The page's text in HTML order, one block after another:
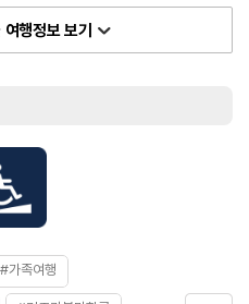
행정보 보기
#가족여행